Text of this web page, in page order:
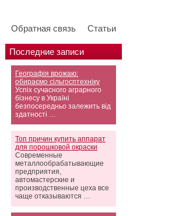
Обратная связь Статьи
Последние записи
Географія врожаю:
обираємо сільгосптехніку
Успіх сучасного аграрного
бізнесу в Україні
безпосередньо залежить від
здатності …
Топ причин купить аппарат
для порошковой окраски
Современные
металлообрабатывающие
предприятия,
автомастерские и
производственные цеха все
чаще отказываются …